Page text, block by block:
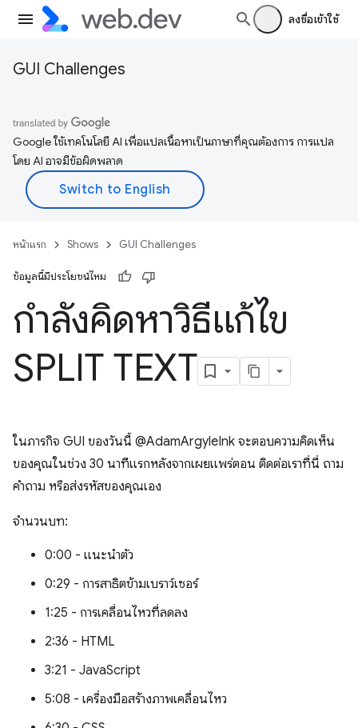
ลงชื่อเข้าใช้
GUI Challenges
Google ใช้เทคโนโลยี AI เพื่อแปลเนื้อหาเป็นภาษาที่คุณต้องการ การแปล
โดย AI อาจมีข้อผิดพลาด
หน้าแรก Shows GUI Challenges
ข้อมูลนี้มีประโยชน์ไหม
กำลังคิดหาวิธีแก้ไข
SPLIT TEXT
ในภารกิจ GUI ของวันนี้ @AdamArgyleInk จะตอบความคิดเห็น
ของคุณในช่วง 30 นาทีแรกหลังจากเผยแพร่ตอน ติดต่อเราที่นี่ ถาม
คำถาม หรือส่งรหัสของคุณเอง
จำนวนบท:
0:00 - แนะนำตัว
0:29 - การสาธิตข้ามเบราว์เซอร์
1:25 - การเคลื่อนไหวที่ลดลง
2:36 - HTML
3:21 - JavaScript
5:08 - เครื่องมือสร้างภาพเคลื่อนไหว